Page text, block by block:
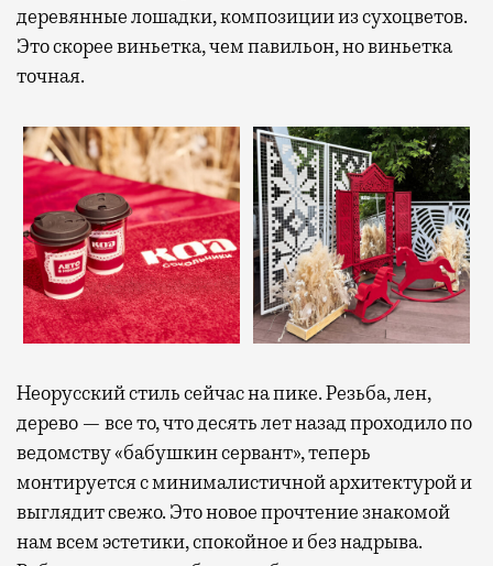
деревянные лошадки, композиции из сухоцветов.
Это скорее виньетка, чем павильон, но виньетка
точная.
Неорусский стиль сейчас на пике. Резьба, лен,
дерево — все то, что десять лет назад проходило по
ведомству «бабушкин сервант», теперь
монтируется с минималистичной архитектурой и
выглядит свежо. Это новое прочтение знакомой
нам всем эстетики, спокойное и без надрыва.